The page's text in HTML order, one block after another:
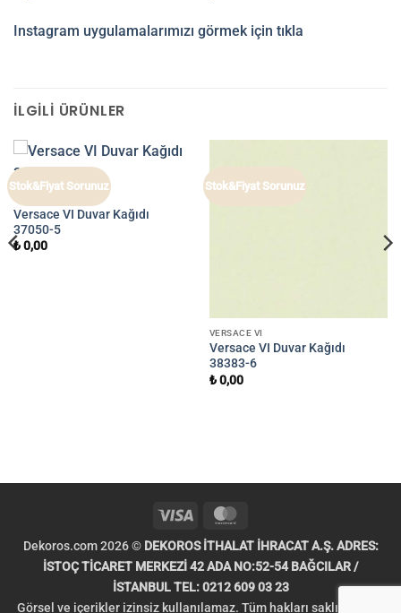
Instagram uygulamalarımızı görmek için tıkla
İLGILI ÜRÜNLER
Stok&Fiyat Sorunuz
VERSACE VI
Versace VI Duvar Kağıdı
37050-5
₺0,00
Stok&Fiyat Sorunuz
VERSACE VI
Versace VI Duvar Kağıdı
38383-6
₺0,00
Visa
Dekoros.com 2026 © DEKOROS İTHALAT İHRACAT A.Ş. ADRES:
İSTOÇ TİCARET MERKEZİ 42 ADA NO:52-54 BAĞCILAR /
İSTANBUL TEL: 0212 609 03 23
Görsel ve içerikler izinsiz kullanılamaz. Tüm hakları saklıdır. Telif